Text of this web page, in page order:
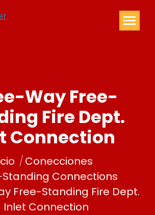
Way Free-
Fire Dept.
Connection
Conecciones
Connections
Free-Standing Fire Dept.
Inlet Connection